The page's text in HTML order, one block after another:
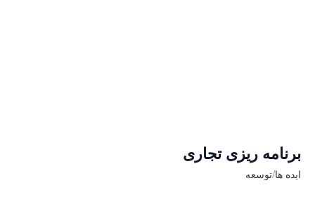
برنامه ریزی تجاری
ایده ها/توسعه